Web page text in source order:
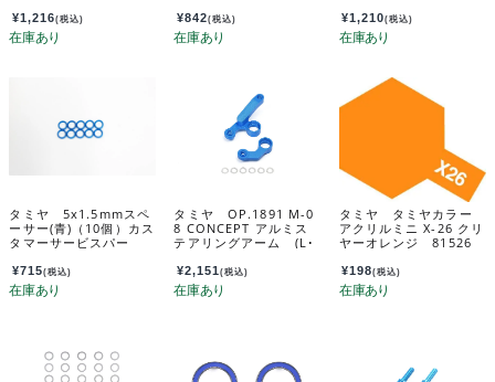
¥1,216(税込) ¥842(税込) ¥1,210(税込)
タミヤ 5x1.5mmスペ
ーサー(青)（10個）カス
タマーサービスパー
¥715(税込)
タミヤ OP.1891 M-0
8 CONCEPT アルミス
テアリングアーム (L･
¥2,151(税込)
タミヤ タミヤカラー
アクリルミニ X-26 クリ
ヤーオレンジ 81526
¥198(税込)